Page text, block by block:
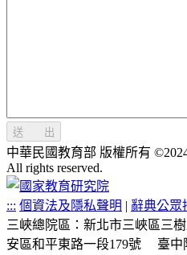
送 出
中華民國教育部 版權所有
All rights reserved.
::: 個資法及隱私聲明 | 辭典公眾
三峽總院區：新北市三峽區三
安區和平東路一段179號
臺中